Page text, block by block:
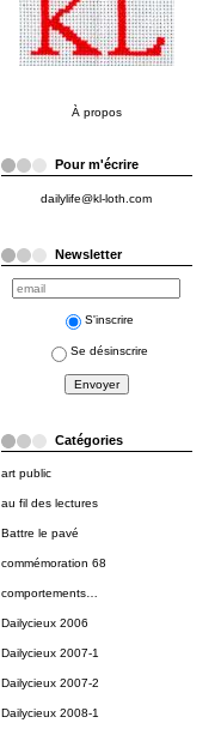
À propos
Pour m'écrire
dailylife@kl-loth.com
Newsletter
S'inscrire
Se désinscrire
Catégories
art public
au fil des lectures
Battre le pavé
commémoration 68
comportements…
Dailycieux 2006
Dailycieux 2007-1
Dailycieux 2007-2
Dailycieux 2008-1